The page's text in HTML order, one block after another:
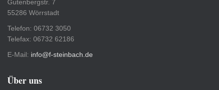
Gutenbergstr. 7
55286 Wörrstadt
Telefon: 06732 3050
Telefax: 06732 62186
E-Mail: info@f-steinbach.de
Über uns